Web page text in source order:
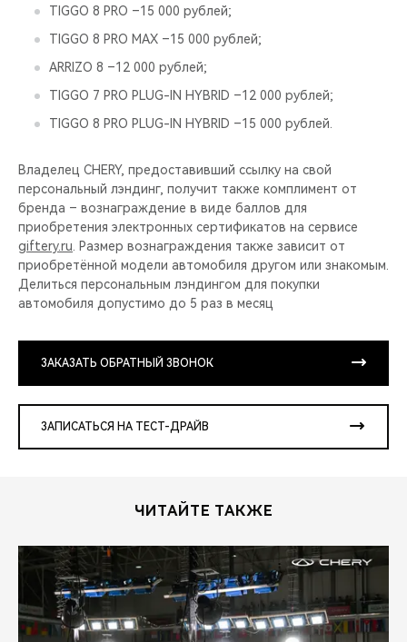
TIGGO 8 PRO –15 000 рублей;
TIGGO 8 PRO MAX –15 000 рублей;
ARRIZO 8 –12 000 рублей;
TIGGO 7 PRO PLUG-IN HYBRID –12 000 рублей;
TIGGO 8 PRO PLUG-IN HYBRID –15 000 рублей.
Владелец CHERY, предоставивший ссылку на свой
персональный лэндинг, получит также комплимент от
бренда – вознаграждение в виде баллов для
приобретения электронных сертификатов на сервисе
giftery.ru . Размер вознаграждения также зависит от
приобретённой модели автомобиля другом или знакомым.
Делиться персональным лэндингом для покупки
автомобиля допустимо до 5 раз в месяц
ЗАКАЗАТЬ ОБРАТНЫЙ ЗВОНОК
ЗАПИСАТЬСЯ НА ТЕСТ-ДРАЙВ
ЧИТАЙТЕ ТАКЖЕ